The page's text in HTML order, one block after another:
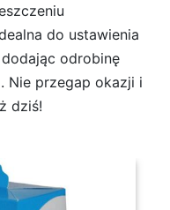
do ustawienia
odrobinę
Nie przegap okazji i
dziś!